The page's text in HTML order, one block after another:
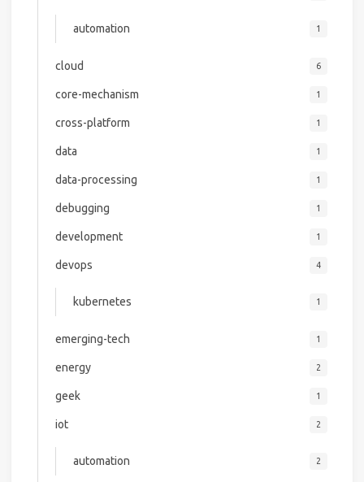
automation 1
cloud 6
core-mechanism 1
cross-platform 1
data 1
data-processing 1
debugging 1
development 1
devops 4
kubernetes 1
emerging-tech 1
energy 2
geek 1
iot 2
automation 2